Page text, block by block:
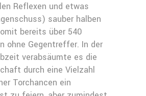
Reflexen und etwas
sauber halben
bereits über 540
ohne Gegentreffer. In der
verabsäumte es die
durch eine Vielzahl
Torchancen ein